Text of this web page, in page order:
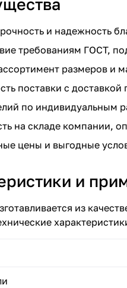
и надежность
требованиям ГОСТ,
размеров и
поставки с доставкой
по индивидуальным
на складе компании,
цены и выгодные
и
из